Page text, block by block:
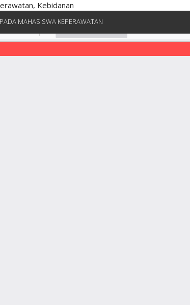
Kebidanan
MAHASISWA KEPERAWATAN